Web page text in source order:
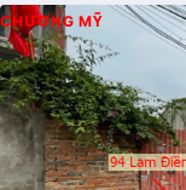
CHƯƠNG MỸ